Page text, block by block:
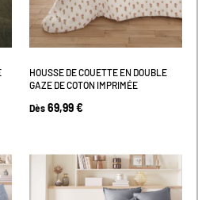
HOUSSE DE COUETTE EN DOUBLE
GAZE DE COTON IMPRIMÉE
Dès 69,99 €